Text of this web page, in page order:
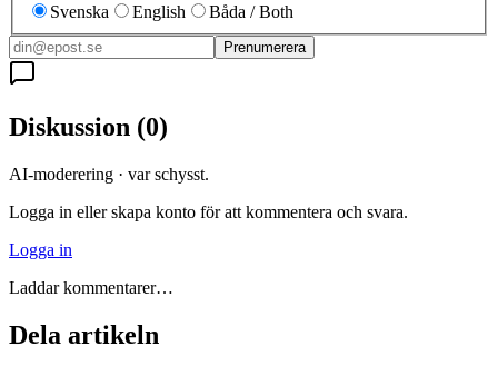
Svenska
English Båda / Both
Prenumerera
Diskussion (0)
AI-moderering · var schysst.
Logga in eller skapa konto för att kommentera och svara.
Logga in
Laddar kommentarer…
Dela artikeln